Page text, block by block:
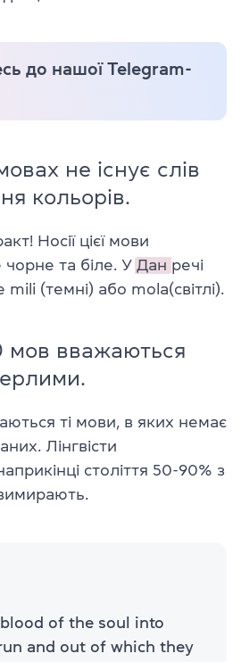
до нашої Telegram-
не існує слів
кольорів.
Носії цієї мови
та біле. У Дан речі
(темні) або mola(світлі).
мов вважаються
ті мови, в яких немає
Лінгвісти
століття 50-90% з
of the soul into
and out of which they